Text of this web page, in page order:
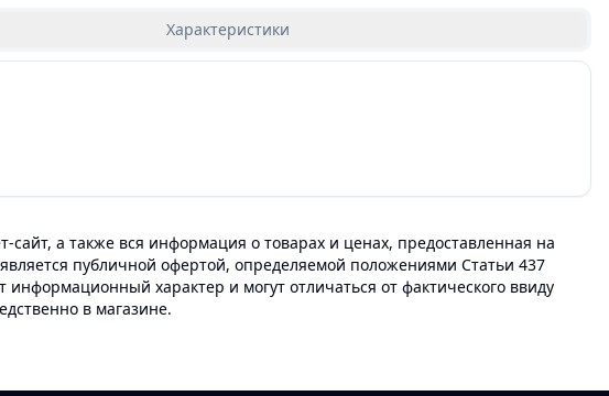
Характеристики
а также вся информация о товарах и ценах, предоставленная на
публичной офертой, определяемой положениями Статьи 437
характер и могут отличаться от фактического ввиду
в магазине.